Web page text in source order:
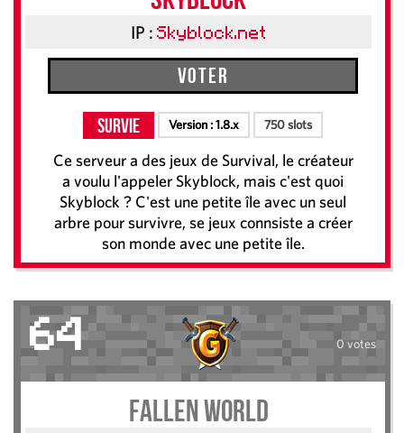
IP : Skyblock.net
Voter
Survie Version :1.8.x 750 slots
Ce serveur a des jeux de Survival, le créateur
a voulu l'appeler Skyblock, mais c'est quoi
Skyblock ? C'est une petite île avec un seul
arbre pour survivre, se jeux connsiste a créer
son monde avec une petite île.
64 0 votes
Fallen World